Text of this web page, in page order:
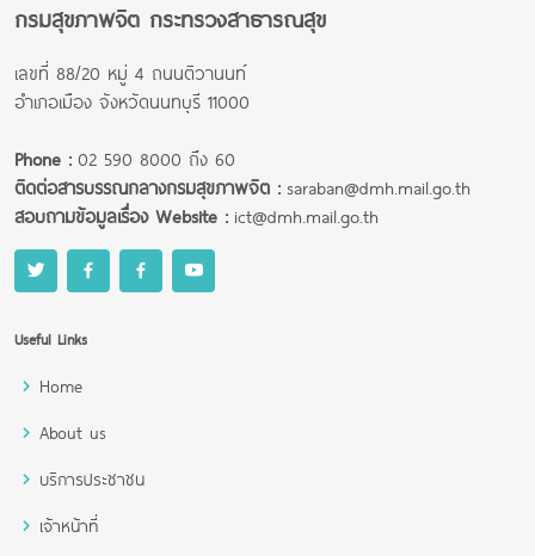
กรมสุขภาพจิต กระทรวงสาธารณสุข
เลขที่ 88/20 หมู่ 4 ถนนติวานนท์
อำเภอเมือง จังหวัดนนทบุรี 11000
Phone :02 590 8000 ถึง 60
ติดต่อสารบรรณกลางกรมสุขภาพจิต :saraban@dmh.mail.go.th
สอบถามข้อมูลเรื่อง Website :ict@dmh.mail.go.th
Useful Links
Home
About us
บริการประชาชน
เจ้าหน้าที่